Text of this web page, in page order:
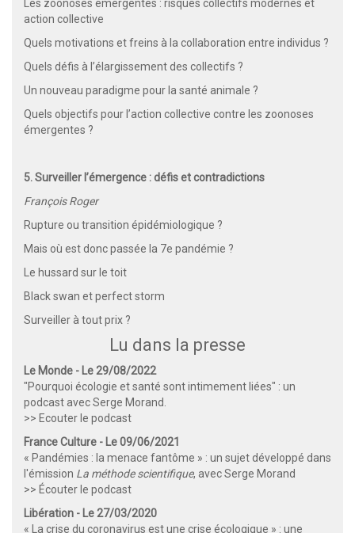
Les zoonoses émergentes : risques collectifs modernes et
action collective
Quels motivations et freins à la collaboration entre individus ?
Quels défis à l’élargissement des collectifs ?
Un nouveau paradigme pour la santé animale ?
Quels objectifs pour l’action collective contre les zoonoses
émergentes ?
5. Surveiller l’émergence : défis et contradictions
François Roger
Rupture ou transition épidémiologique ?
Mais où est donc passée la 7e pandémie ?
Le hussard sur le toit
Black swan et perfect storm
Surveiller à tout prix ?
Lu dans la presse
Le Monde - Le 29/08/2022
"Pourquoi écologie et santé sont intimement liées" : un
podcast avec Serge Morand.
>> Ecouter le podcast
France Culture - Le 09/06/2021
« Pandémies : la menace fantôme » : un sujet développé dans
l'émission La méthode scientifique, avec Serge Morand
>> Écouter le podcast
Libération - Le 27/03/2020
« La crise du coronavirus est une crise écologique » : une